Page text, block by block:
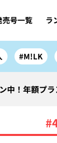
売号一覧 ラ
#M!LK
中！年額プ